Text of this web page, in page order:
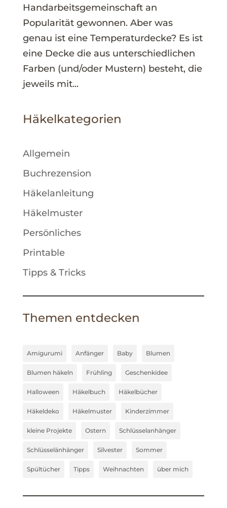
Handarbeitsgemeinschaft an
Popularität gewonnen. Aber was
genau ist eine Temperaturdecke? Es ist
eine Decke die aus unterschiedlichen
Farben (und/oder Mustern) besteht, die
jeweils mit...
Häkelkategorien
Allgemein
Buchrezension
Häkelanleitung
Häkelmuster
Persönliches
Printable
Tipps & Tricks
Themen entdecken
Amigurumi Anfänger Baby Blumen
Blumen häkeln Frühling Geschenkidee
Halloween Häkelbuch Häkelbücher
Häkeldeko Häkelmuster Kinderzimmer
kleine Projekte Ostern Schlüsselanhänger
Schlüsselänhänger Silvester Sommer
Spültücher Tipps Weihnachten über mich